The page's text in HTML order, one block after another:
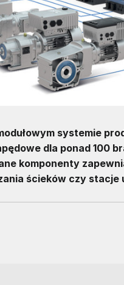
systemie
dla ponad 100
komponenty
ścieków czy